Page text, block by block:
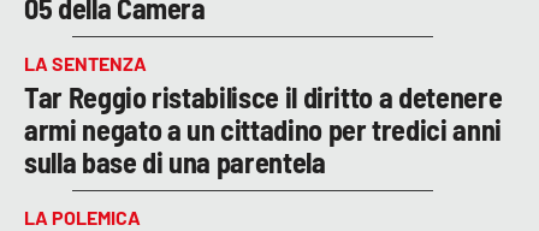
05 della Camera
LA SENTENZA
Tar Reggio ristabilisce il diritto a detenere
armi negato a un cittadino per tredici anni
sulla base di una parentela
LA POLEMICA